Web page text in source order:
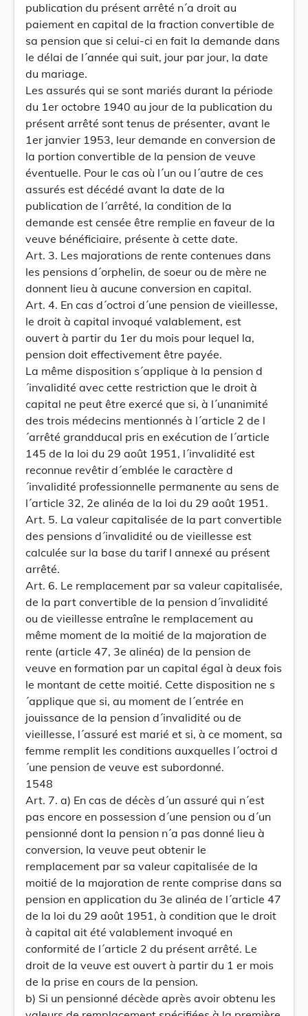
publication du présent arrêté n´a droit au
paiement en capital de la fraction convertible de
sa pension que si celui-ci en fait la demande dans
le délai de l´année qui suit, jour par jour, la date
du mariage.
Les assurés qui se sont mariés durant la période
du 1er octobre 1940 au jour de la publication du
présent arrêté sont tenus de présenter, avant le
1er janvier 1953, leur demande en conversion de
la portion convertible de la pension de veuve
éventuelle. Pour le cas où l´un ou l´autre de ces
assurés est décédé avant la date de la
publication de l´arrêté, la condition de la
demande est censée être remplie en faveur de la
veuve bénéficiaire, présente à cette date.
Art. 3. Les majorations de rente contenues dans
les pensions d´orphelin, de soeur ou de mère ne
donnent lieu à aucune conversion en capital.
Art. 4. En cas d´octroi d´une pension de vieillesse,
le droit à capital invoqué valablement, est
ouvert à partir du 1er du mois pour lequel la,
pension doit effectivement être payée.
La même disposition s´applique à la pension d
´invalidité avec cette restriction que le droit à
capital ne peut être exercé que si, à l´unanimité
des trois médecins mentionnés à l´article 2 de l
´arrêté grandducal pris en exécution de l´article
145 de la loi du 29 août 1951, l´invalidité est
reconnue revêtir d´emblée le caractère d
´invalidité professionnelle permanente au sens de
l´article 32, 2e alinéa de la loi du 29 août 1951.
Art. 5. La valeur capitalisée de la part convertible
des pensions d´invalidité ou de vieillesse est
calculée sur la base du tarif I annexé au présent
arrêté.
Art. 6. Le remplacement par sa valeur capitalisée,
de la part convertible de la pension d´invalidité
ou de vieillesse entraîne le remplacement au
même moment de la moitié de la majoration de
rente (article 47, 3e alinéa) de la pension de
veuve en formation par un capital égal à deux fois
le montant de cette moitié. Cette disposition ne s
´applique que si, au moment de l´entrée en
jouissance de la pension d´invalidité ou de
vieillesse, l´assuré est marié et si, à ce moment, sa
femme remplit les conditions auxquelles l´octroi d
´une pension de veuve est subordonné.
1548
Art. 7. a) En cas de décès d´un assuré qui n´est
pas encore en possession d´une pension ou d´un
pensionné dont la pension n´a pas donné lieu à
conversion, la veuve peut obtenir le
remplacement par sa valeur capitalisée de la
moitié de la majoration de rente comprise dans sa
pension en application du 3e alinéa de l´article 47
de la loi du 29 août 1951, à condition que le droit
à capital ait été valablement invoqué en
conformité de l´article 2 du présent arrêté. Le
droit de la veuve est ouvert à partir du 1 er mois
de la prise en cours de la pension.
b) Si un pensionné décède après avoir obtenu les